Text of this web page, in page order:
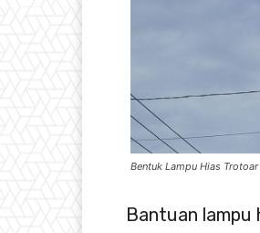
Bentuk Lampu Hias
Bantuan lampu